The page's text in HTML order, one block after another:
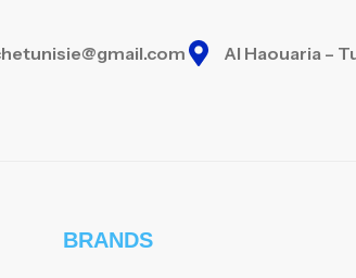
Al Haouaria –
BRANDS